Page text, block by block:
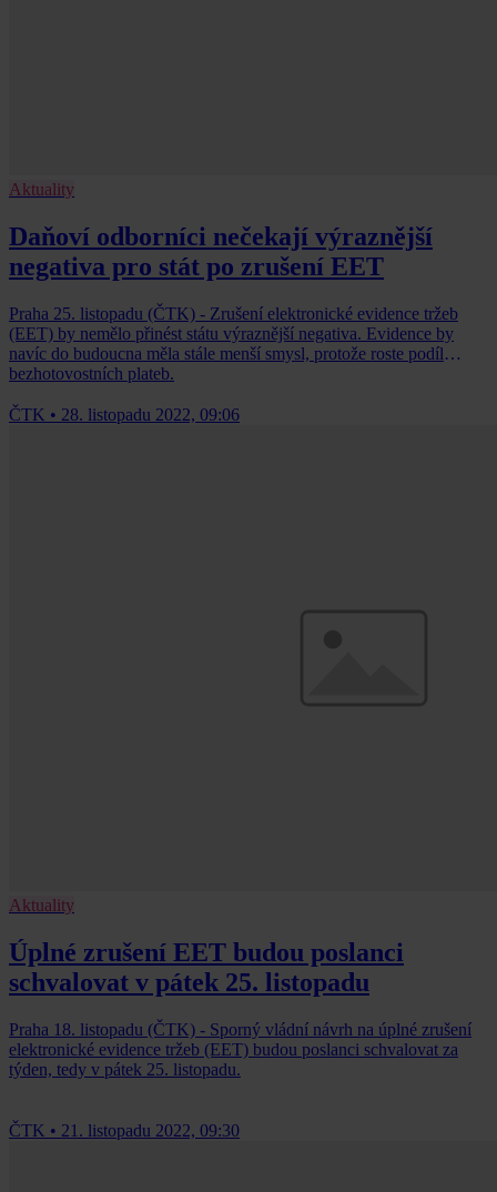
Aktuality
Daňoví odborníci nečekají výraznější
negativa pro stát po zrušení EET
Praha 25. listopadu (ČTK) - Zrušení elektronické evidence tržeb
(EET) by nemělo přinést státu výraznější negativa. Evidence by
navíc do budoucna měla stále menší smysl, protože roste podíl
bezhotovostních plateb.
ČTK • 28. listopadu 2022, 09:06
Aktuality
Úplné zrušení EET budou poslanci
schvalovat v pátek 25. listopadu
Praha 18. listopadu (ČTK) - Sporný vládní návrh na úplné zrušení
elektronické evidence tržeb (EET) budou poslanci schvalovat za
týden, tedy v pátek 25. listopadu.
ČTK • 21. listopadu 2022, 09:30